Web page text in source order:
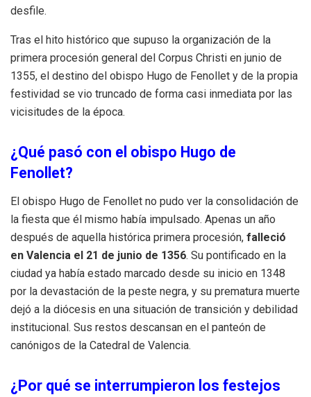
desfile.
Tras el hito histórico que supuso la organización de la
primera procesión general del Corpus Christi en junio de
1355, el destino del obispo Hugo de Fenollet y de la propia
festividad se vio truncado de forma casi inmediata por las
vicisitudes de la época.
¿Qué pasó con el obispo Hugo de
Fenollet?
El obispo Hugo de Fenollet no pudo ver la consolidación de
la fiesta que él mismo había impulsado. Apenas un año
después de aquella histórica primera procesión, falleció
en Valencia el 21 de junio de 1356. Su pontificado en la
ciudad ya había estado marcado desde su inicio en 1348
por la devastación de la peste negra, y su prematura muerte
dejó a la diócesis en una situación de transición y debilidad
institucional. Sus restos descansan en el panteón de
canónigos de la Catedral de Valencia.
¿Por qué se interrumpieron los festejos